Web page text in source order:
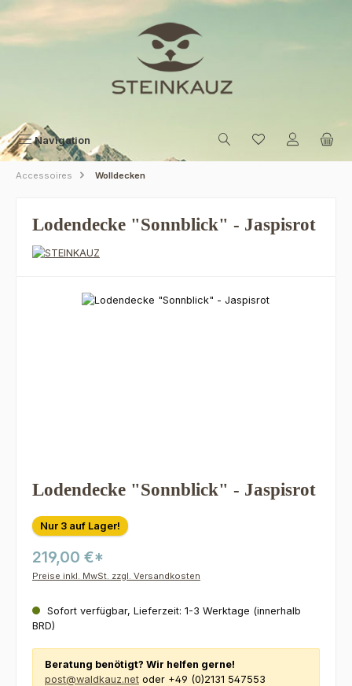
Zum Hauptinhalt springen
Navigation
Accessoires Wolldecken
Lodendecke "Sonnblick" - Jaspisrot
Bildergalerie überspringen
Lodendecke "Sonnblick" - Jaspisrot
Nur 3 auf Lager!
219,00 €*
Preise inkl. MwSt. zzgl. Versandkosten
Sofort verfügbar, Lieferzeit: 1-3 Werktage (innerhalb
BRD)
Beratung benötigt? Wir helfen gerne!
post@waldkauz.net oder +49 (0)2131 547553